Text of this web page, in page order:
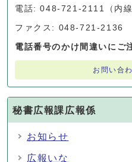
電話: 048-721-2111（内
ファクス: 048-721-2136
電話番号のかけ間違いにご
お問い合
秘書広報課広報係
お知らせ
広報いな